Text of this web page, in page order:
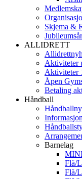
Skjema &
ALLIDRETT
Aktiviteter
Aktiviteter
Åpen
Betaling
Håndball
Barnelag
Flå/
Flå/